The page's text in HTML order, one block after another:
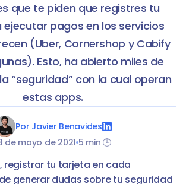
que te piden que registres tu
pagos en los servicios
(Uber, Cornershop y Cabify
Esto, ha abierto miles de
“seguridad” con la cual operan
Por Javier Benavides
de mayo de 2021 5 min 🕒
registrar tu tarjeta en cada
generar dudas sobre tu seguridad